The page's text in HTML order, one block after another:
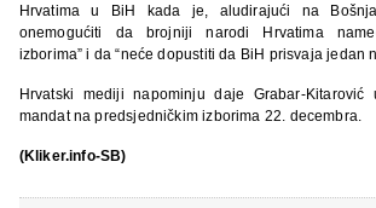
Hrvatima u BiH kada je, aludirajući na
onemogućiti da brojniji narodi Hrvatima
izborima” i da “neće dopustiti da BiH prisvaja jedan
Hrvatski mediji napominju daje Grabar-
mandat na predsjedničkim izborima 22. decembra.
(Kliker.info-SB)